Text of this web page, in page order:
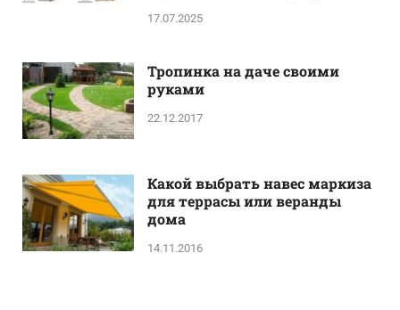
17.07.2025
Тропинка на даче своими
руками
22.12.2017
Какой выбрать навес маркиза
для террасы или веранды
дома
14.11.2016